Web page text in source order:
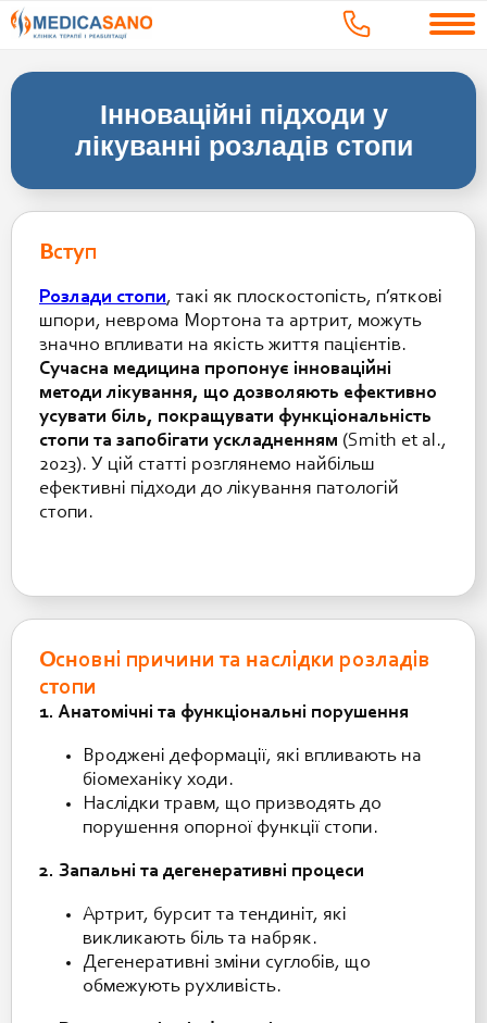
Інноваційні підходи у
лікуванні розладів стопи
Вступ
Розлади стопи, такі як плоскостопість, п’яткові
шпори, неврома Мортона та артрит, можуть
значно впливати на якість життя пацієнтів.
Сучасна медицина пропонує інноваційні
методи лікування, що дозволяють ефективно
усувати біль, покращувати функціональність
стопи та запобігати ускладненням (Smith et al.,
2023). У цій статті розглянемо найбільш
ефективні підходи до лікування патологій
стопи.
Основні причини та наслідки розладів
стопи
1. Анатомічні та функціональні порушення
Вроджені деформації, які впливають на
біомеханіку ходи.
Наслідки травм, що призводять до
порушення опорної функції стопи.
2. Запальні та дегенеративні процеси
Артрит, бурсит та тендиніт, які
викликають біль та набряк.
Дегенеративні зміни суглобів, що
обмежують рухливість.